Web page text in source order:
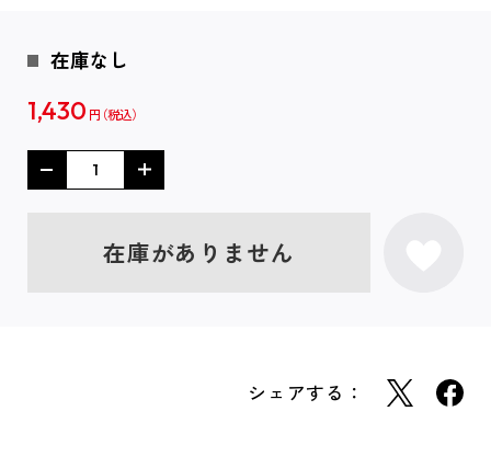
在庫なし
1,430 円
在庫がありません
シェアする：